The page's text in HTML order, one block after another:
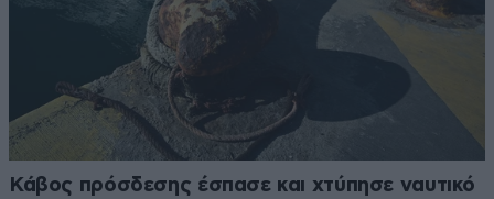
Κάβος πρόσδεσης έσπασε και χτύπησε ναυτικό